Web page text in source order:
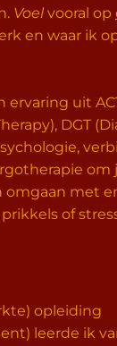
Voel vooral op
en waar ik
ervaring uit
DGT
om
omgaan met
of
opleiding
leerde ik